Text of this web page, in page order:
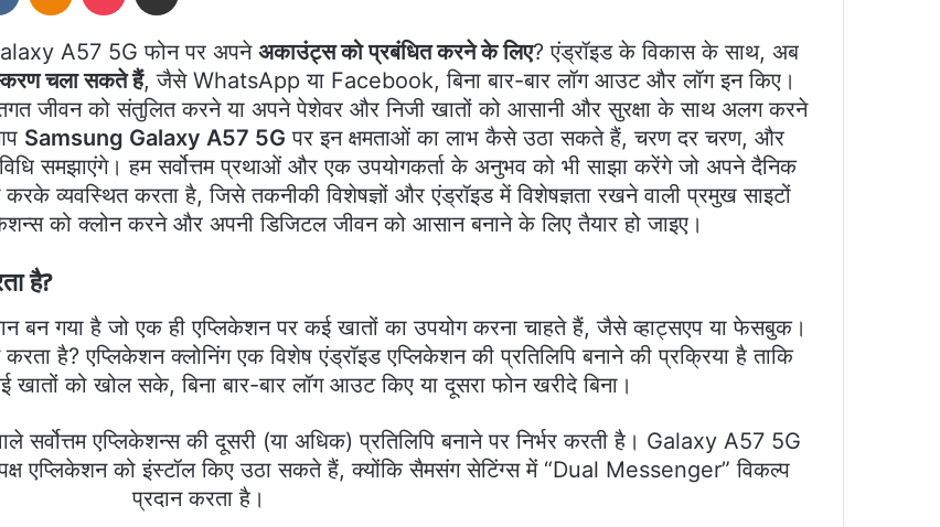
A57 5G फोन पर अपने अकाउंट्स को प्रबंधित करने के लिए? एंड्रॉइड के विकास के साथ, अब
चला सकते हैं, जैसे WhatsApp या Facebook, बिना बार-बार लॉग आउट और लॉग इन किए।
जीवन को संतुलित करने या अपने पेशेवर और निजी खातों को आसानी और सुरक्षा के साथ अलग करने
Samsung Galaxy A57 5G पर इन क्षमताओं का लाभ कैसे उठा सकते हैं, चरण दर चरण, और
समझाएंगे। हम सर्वोत्तम प्रथाओं और एक उपयोगकर्ता के अनुभव को भी साझा करेंगे जो अपने दैनिक
व्यवस्थित करता है, जिसे तकनीकी विशेषज्ञों और एंड्रॉइड में विशेषज्ञता रखने वाली प्रमुख साइटों
को क्लोन करने और अपनी डिजिटल जीवन को आसान बनाने के लिए तैयार हो जाइए।
है?
बन गया है जो एक ही एप्लिकेशन पर कई खातों का उपयोग करना चाहते हैं, जैसे व्हाट्सएप या फेसबुक।
है? एप्लिकेशन क्लोनिंग एक विशेष एंड्रॉइड एप्लिकेशन की प्रतिलिपि बनाने की प्रक्रिया है ताकि
खातों को खोल सके, बिना बार-बार लॉग आउट किए या दूसरा फोन खरीदे बिना।
सर्वोत्तम एप्लिकेशन्स की दूसरी (या अधिक) प्रतिलिपि बनाने पर निर्भर करती है। Galaxy A57 5G
पक्ष एप्लिकेशन को इंस्टॉल किए उठा सकते हैं, क्योंकि सैमसंग सेटिंग्स में “Dual Messenger” विकल्प
प्रदान करता है।